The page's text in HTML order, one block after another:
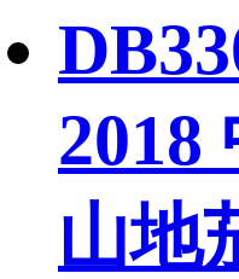
2018
山地